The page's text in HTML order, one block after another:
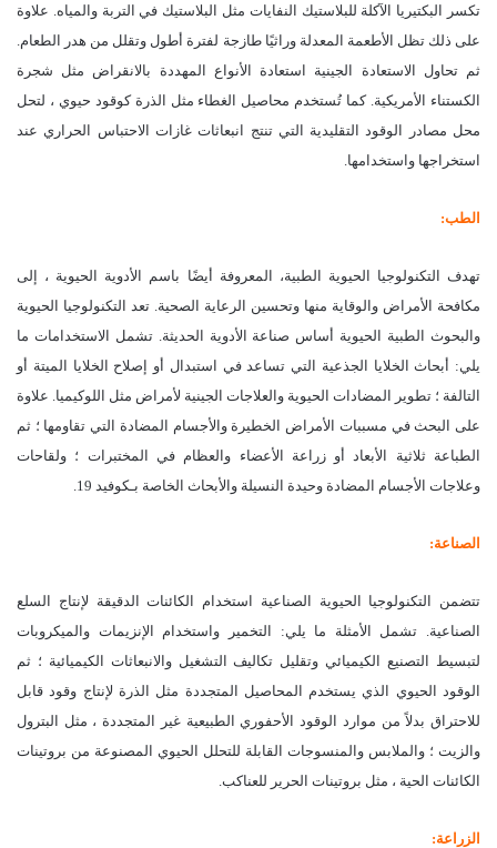
تكسر البكتيريا الآكلة للبلاستيك النفايات مثل البلاستيك في التربة والمياه. علاوة
على ذلك تظل الأطعمة المعدلة وراثيًا طازجة لفترة أطول وتقلل من هدر الطعام.
ثم تحاول الاستعادة الجينية استعادة الأنواع المهددة بالانقراض مثل شجرة
الكستناء الأمريكية. كما تُستخدم محاصيل الغطاء مثل الذرة كوقود حيوي ، لتحل
محل مصادر الوقود التقليدية التي تنتج انبعاثات غازات الاحتباس الحراري عند
استخراجها واستخدامها.
الطب:
تهدف التكنولوجيا الحيوية الطبية، المعروفة أيضًا باسم الأدوية الحيوية ، إلى
مكافحة الأمراض والوقاية منها وتحسين الرعاية الصحية. تعد التكنولوجيا الحيوية
والبحوث الطبية الحيوية أساس صناعة الأدوية الحديثة. تشمل الاستخدامات ما
يلي: أبحاث الخلايا الجذعية التي تساعد في استبدال أو إصلاح الخلايا الميتة أو
التالفة ؛ تطوير المضادات الحيوية والعلاجات الجينية لأمراض مثل اللوكيميا. علاوة
على البحث في مسببات الأمراض الخطيرة والأجسام المضادة التي تقاومها ؛ ثم
الطباعة ثلاثية الأبعاد أو زراعة الأعضاء والعظام في المختبرات ؛ ولقاحات
وعلاجات الأجسام المضادة وحيدة النسيلة والأبحاث الخاصة بـكوفيد 19.
الصناعة:
تتضمن التكنولوجيا الحيوية الصناعية استخدام الكائنات الدقيقة لإنتاج السلع
الصناعية. تشمل الأمثلة ما يلي: التخمير واستخدام الإنزيمات والميكروبات
لتبسيط التصنيع الكيميائي وتقليل تكاليف التشغيل والانبعاثات الكيميائية ؛ ثم
الوقود الحيوي الذي يستخدم المحاصيل المتجددة مثل الذرة لإنتاج وقود قابل
للاحتراق بدلاً من موارد الوقود الأحفوري الطبيعية غير المتجددة ، مثل البترول
والزيت ؛ والملابس والمنسوجات القابلة للتحلل الحيوي المصنوعة من بروتينات
الكائنات الحية ، مثل بروتينات الحرير للعناكب.
الزراعة: